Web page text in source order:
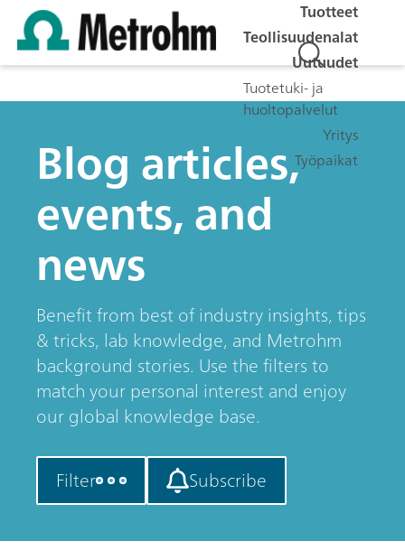
Tuotteet
Teollisuudenalat
Uutuudet
Tuotetuki- ja
huoltopalvelut
Yritys
Työpaikat
Blog articles,
events, and
news
Benefit from best of industry insights, tips
& tricks, lab knowledge, and Metrohm
background stories. Use the filters to
match your personal interest and enjoy
our global knowledge base.
Filter Subscribe